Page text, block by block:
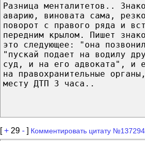
Разница менталитетов..
аварию, виновата сама,
поворот с правого ряда и
передним крылом. Пишет
это следующее: "она
"пускай подает на водилу
суд, и на его адвоката", и
на правохранительные
месту ДТП 3 часа..
[+ 29 - ] Комментировать цитату №137294